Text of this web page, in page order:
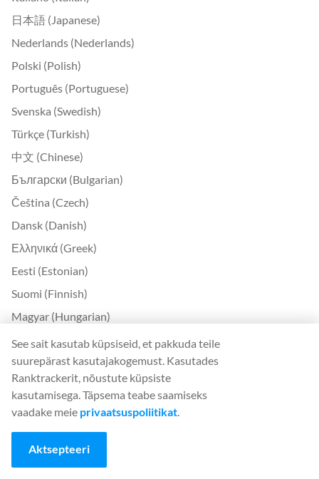
日本語 (Japanese)
Nederlands (Nederlands)
Polski (Polish)
Português (Portuguese)
Svenska (Swedish)
Türkçe (Turkish)
中文 (Chinese)
Български (Bulgarian)
Čeština (Czech)
Dansk (Danish)
Ελληνικά (Greek)
Eesti (Estonian)
Suomi (Finnish)
Magyar (Hungarian)
Indonesia (Indonesian)
Lietuvių (Lithuanian)
Latviešu (Latvian)
Română (Romanian)
Slovenčina (Slovak)
Slovenščina (Slovenian)
See sait kasutab küpsiseid, et pakkuda teile
suurepärast kasutajakogemust. Kasutades
Ranktrackerit, nõustute küpsiste
kasutamisega. Täpsema teabe saamiseks
vaadake meie privaatsuspoliitikat.
Aktsepteeri